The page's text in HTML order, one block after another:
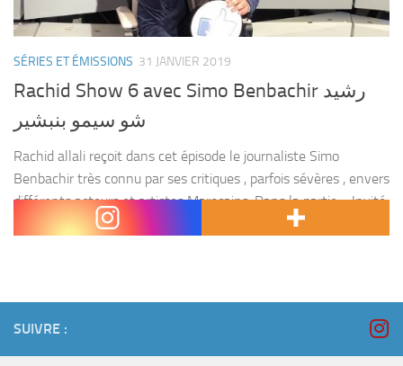
SÉRIES ET ÉMISSIONS 31 JANVIER 2019
Rachid Show 6 avec Simo Benbachir رشيد
شو سيمو بنبشير
Rachid allali reçoit dans cet épisode le journaliste Simo
Benbachir très connu par ses critiques , parfois sévères , envers
différents acteurs et artistes Marocains. Dans la partie « Invité
de l’épisode » rachid show reçoit...
SUIVRE :